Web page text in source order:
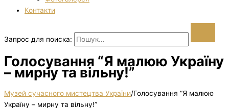
Контакти
Запрос для поиска:
Голосування “Я малюю Україну
– мирну та вільну!”
Музей сучасного мистецтва України/Голосування “Я малюю
Україну – мирну та вільну!”